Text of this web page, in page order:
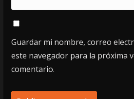
Guardar mi nombre, correo
este navegador para la próxima
comentario.